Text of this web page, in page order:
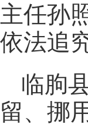
主任孙
依法追
临朐
留、挪